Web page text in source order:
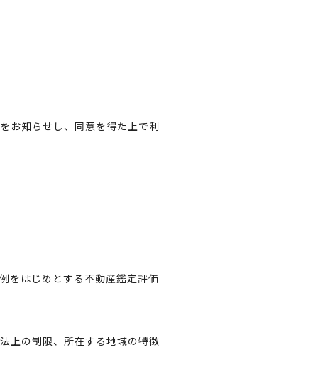
お知らせし、同意を得た上で利
をはじめとする不動産鑑定評価
上の制限、所在する地域の特徴